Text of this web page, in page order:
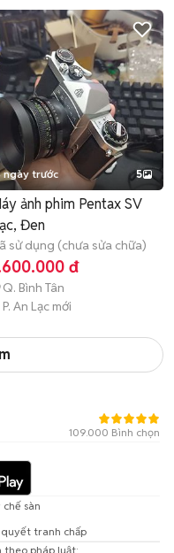
ngày trước 5
ảnh phim Pentax SV
Đen
sử dụng (chưa sửa chữa)
đ
Q. Bình Tân
P. An Lạc mới
109.000 Bình chọn
chế sàn
quyết tranh chấp
theo pháp luật: